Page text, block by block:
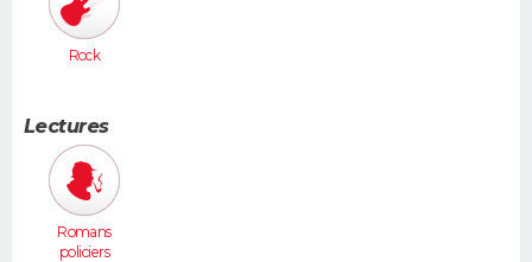
Rock
Lectures
Romans
policiers